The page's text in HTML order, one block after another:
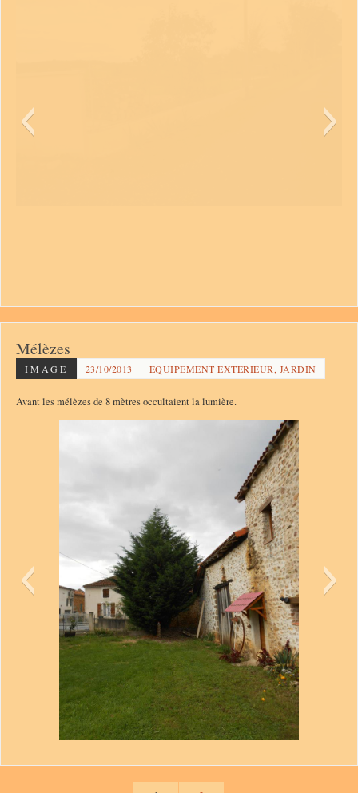
Mélèzes
IMAGE 23/10/2013 EQUIPEMENT EXTÉRIEUR, JARDIN
Avant les mélèzes de 8 mètres occultaient la lumière.